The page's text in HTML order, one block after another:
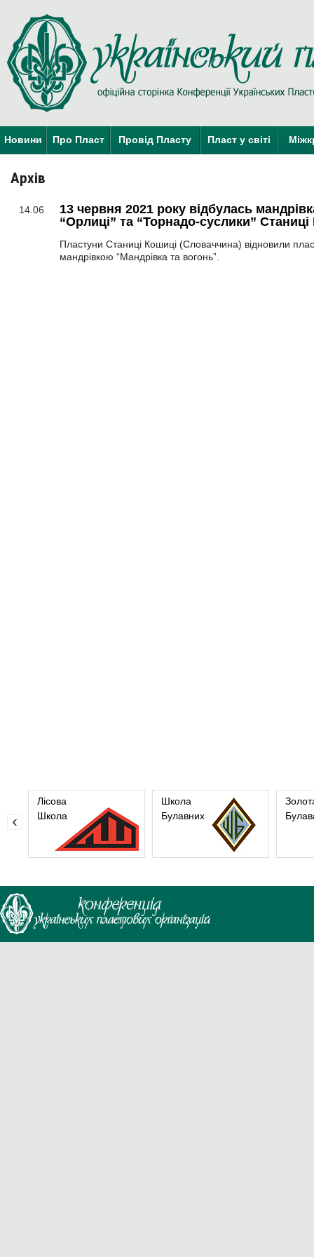
Новини Про Пласт Провід Пласту Пласт у світі
Архів
14.06
13 червня 2021 року відбулась
“Орлиці” та “Торнадо-суслики”
Пластуни Станиці Кошиці (Словаччина) відновили
мандрівкою “Мандрівка та вогонь”.
Лісова
Школа
Школа
Булавних
‹